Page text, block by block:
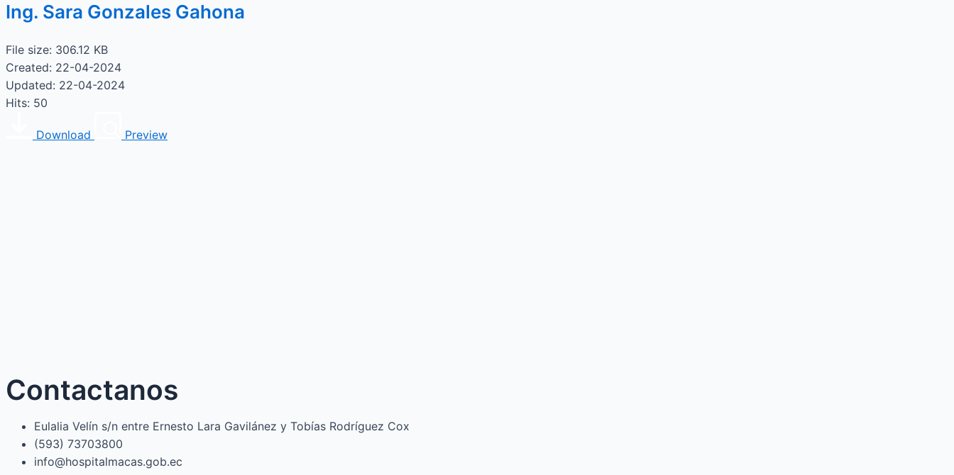
Ing. Sara Gonzales Gahona
File size: 306.12 KB
Created: 22-04-2024
Updated: 22-04-2024
Hits: 50
Download Preview
Contactanos
Eulalia Velín s/n entre Ernesto Lara Gavilánez y Tobías Rodríguez Cox
(593) 73703800​
info@hospitalmacas.gob.ec